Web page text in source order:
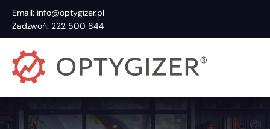
Email: info@optygizer.pl
Zadzwoń: 222 500 844